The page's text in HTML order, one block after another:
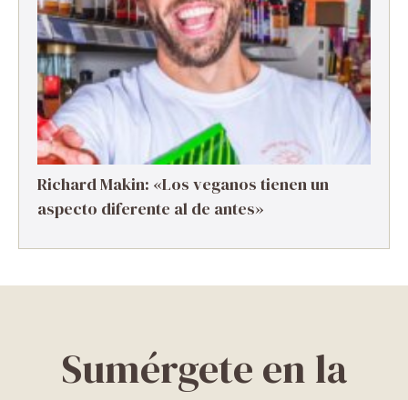
Richard Makin: «Los veganos tienen un
aspecto diferente al de antes»
Sumérgete en la